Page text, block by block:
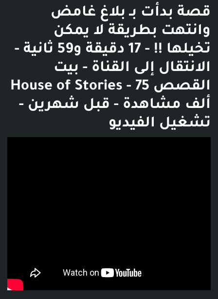
قصة بدأت بـ بلاغ غامض
وانتهت بطريقة لا يمكن
تخيلها !! - 17 دقيقة و59 ثانية -
الانتقال إلى القناة - بيت
القصص House of Stories - 75
ألف مشاهدة - قبل شهرين -
تشغيل الفيديو